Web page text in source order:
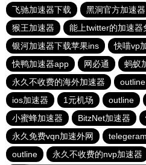
飞驰加速器下载
黑洞官方加速器
猴王加速器
能上twitter的加速器
银河加速器下载苹果ins
快喵vp
快鸭加速器app
网必通
蚂蚁
永久不收费的海外加速器
outline
ios加速器
1元机场 outline
小蜜蜂加速器
BitzNet加速器
永久免费vqn加速外网
outline
永久不收费的nvp加速器